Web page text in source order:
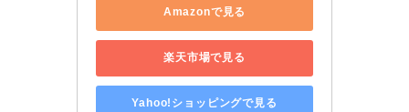
Amazonで見る
楽天市場で見る
Yahoo!ショッピングで見る